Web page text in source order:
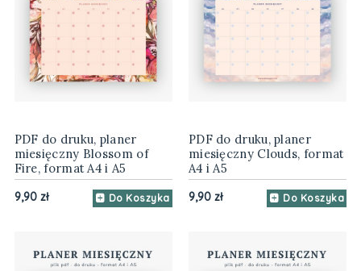
PDF do druku, planer
miesięczny Blossom of
Fire, format A4 i A5
9,90 zł Do Koszyka
PDF do druku, planer
miesięczny Clouds, format
A4 i A5
9,90 zł Do Koszyka